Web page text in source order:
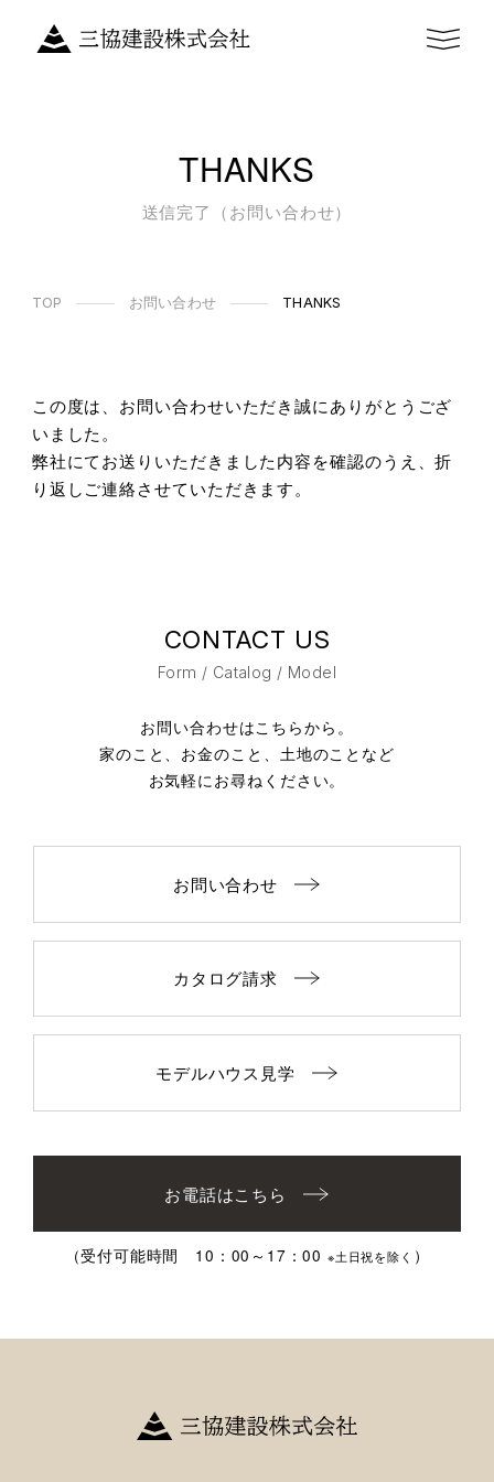
THANKS
送信完了（お問い合わせ）
TOP お問い合わせ THANKS
この度は、お問い合わせいただき誠にありがとうござ
いました。
弊社にてお送りいただきました内容を確認のうえ、折
り返しご連絡させていただきます。
CONTACT US
Form / Catalog / Model
お問い合わせはこちらから。
家のこと、お金のこと、土地のことなど
お気軽にお尋ねください。
お問い合わせ
カタログ請求
モデルハウス見学
お電話はこちら
（受付可能時間 10：00～17：00 ※土日祝を除く ）